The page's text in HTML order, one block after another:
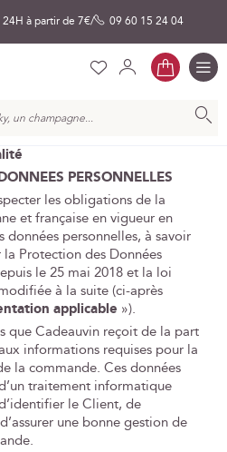
24H à partir de 7€ 09 60 15 24 04
la
Mon
PERSONNELLES
les obligations de la
et française en vigueur en
personnelles, à savoir
Protection des Données
le 25 mai 2018 et la loi
à la suite (ci-après
applicable »).
que Cadeauvin reçoit de la part
informations requises pour la
la commande. Ces données
traitement informatique
le Client, de
une bonne gestion de